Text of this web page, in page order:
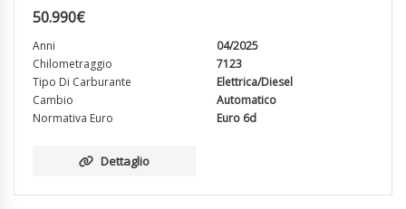
50.990€
Anni
04/2025
Chilometraggio
7123
Tipo Di Carburante
Elettrica/Diesel
Cambio
Automatico
Normativa Euro
Euro 6d
Dettaglio